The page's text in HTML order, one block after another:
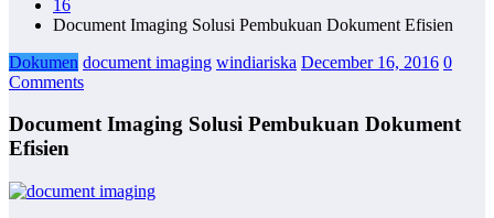
16
Document Imaging Solusi Pembukuan Dokument Efisien
Dokumen document imaging windiariska December 16, 2016 0
Comments
Document Imaging Solusi Pembukuan Dokument
Efisien